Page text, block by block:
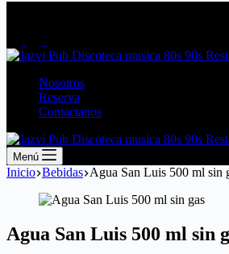
Nosotros
Reserva
Contactanos
Menú
Inicio Bebidas Agua San Luis 500 ml sin
Agua San Luis 500 ml sin